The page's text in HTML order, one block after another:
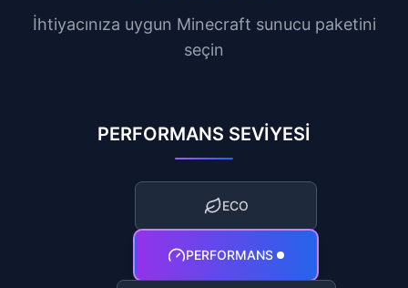
İhtiyacınıza uygun Minecraft sunucu paketini
seçin
PERFORMANS SEVİYESİ
ECO
PERFORMANS